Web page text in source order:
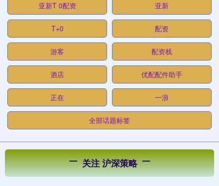
亚新T 0配资 亚新
T+0 配资
游客 配资栈
酒店 优配配件助手
正在 一浪
全部话题标签
关注 沪深策略